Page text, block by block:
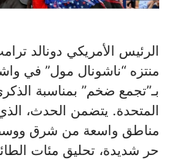
الرئيس الأمريكي دونالد
منتزه “ناشونال مول” في
المتحدة. يتضمن الحدث،
مناطق واسعة من شرق ووسط
حر شديدة، تحليق مئات